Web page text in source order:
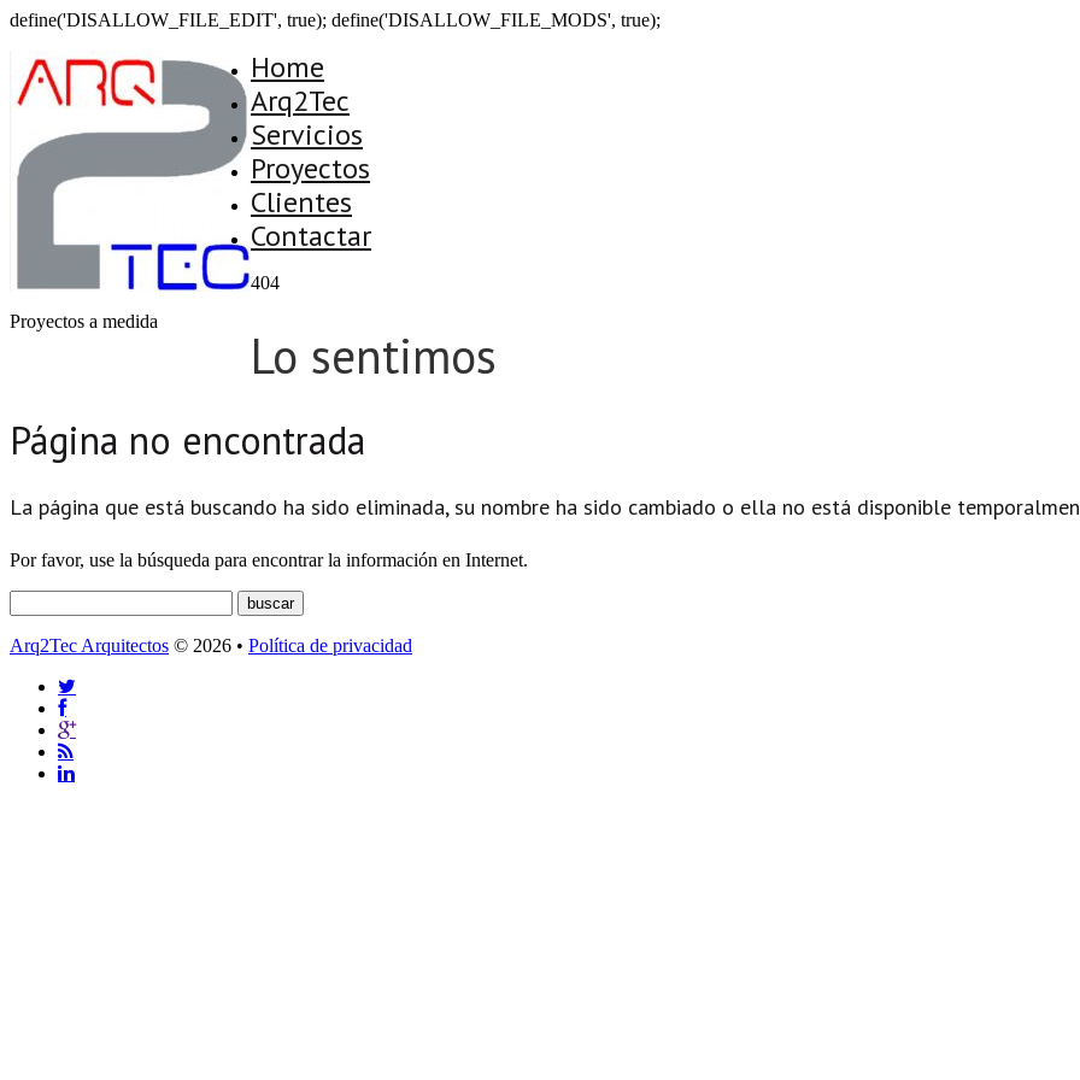
define('DISALLOW_FILE_EDIT', true); define('DISALLOW_FILE_MODS', true);
Proyectos a medida
Home
Arq2Tec
Servicios
Proyectos
Clientes
Contactar
404
Lo sentimos
Página no encontrada
La página que está buscando ha sido eliminada, su nombre ha sido cambiado o ella no está disponible
Por favor, use la búsqueda para encontrar la información en Internet.
Arq2Tec Arquitectos © 2026 • Política de privacidad